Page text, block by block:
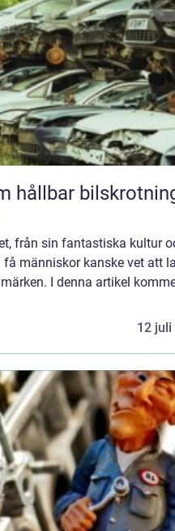
från sin fantastiska kultur
människor kanske vet att
I denna artikel
12 juli